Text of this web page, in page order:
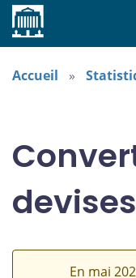
Accueil
devises
En mai